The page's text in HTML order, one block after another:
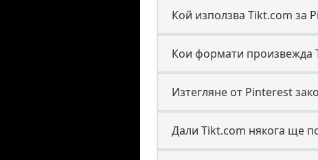
Кой използва Tikt.com за
Кои формати произвежда
Изтегляне от Pinterest
Дали Tikt.com някога ще